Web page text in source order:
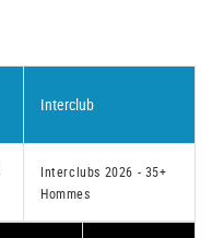
Interclub
Interclubs 2026 - 35+
Hommes